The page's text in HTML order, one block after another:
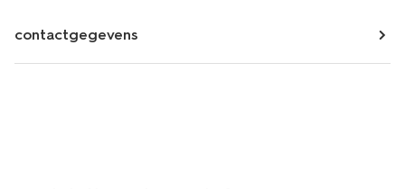
contactgegevens